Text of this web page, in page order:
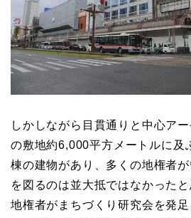
しかしながら目貫通りと中心ア
の敷地約6,000平方メートルに及
棟の建物があり、多くの地権者
を図るのは並大抵ではなかった
地権者がまちづくり研究会を発